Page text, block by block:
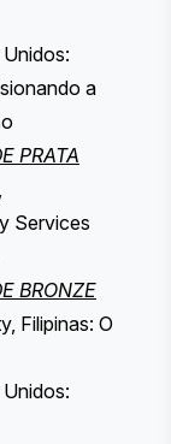
a
PRATA
Services
BRONZE
Filipinas: O